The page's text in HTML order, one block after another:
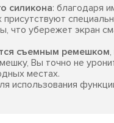
силикона: благодаря
присутствуют
что убережет экран
съемным ремешком
Вы точно не
местах.
использования